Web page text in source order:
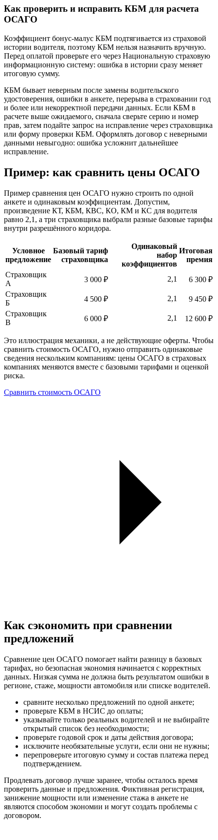
Как проверить и исправить КБМ для расчета
ОСАГО
Коэффициент бонус-малус КБМ подтягивается из страховой
истории водителя, поэтому КБМ нельзя назначить вручную.
Перед оплатой проверьте его через Национальную страховую
информационную систему: ошибка в истории сразу меняет
итоговую сумму.
КБМ бывает неверным после замены водительского
удостоверения, ошибки в анкете, перерыва в страховании год
и более или некорректной передачи данных. Если КБМ в
расчете выше ожидаемого, сначала сверьте серию и номер
прав, затем подайте запрос на исправление через страховщика
или форму проверки КБМ. Оформлять договор с неверными
данными невыгодно: ошибка усложнит дальнейшее
исправление.
Пример: как сравнить цены ОСАГО
Пример сравнения цен ОСАГО нужно строить по одной
анкете и одинаковым коэффициентам. Допустим,
произведение КТ, КБМ, КВС, КО, КМ и КС для водителя
равно 2,1, а три страховщика выбрали разные базовые тарифы
внутри разрешённого коридора.
Условное
предложение
Базовый тариф
страховщика
Одинаковый
набор
коэффициентов
Итоговая
премия
Страховщик
А
3 000 ₽ 2,1
6 300 ₽
Страховщик
Б
4 500 ₽ 2,1
9 450 ₽
Страховщик
В
6 000 ₽ 2,1 12 600 ₽
Это иллюстрация механики, а не действующие оферты. Чтобы
сравнить стоимость ОСАГО, нужно отправить одинаковые
сведения нескольким компаниям: цены ОСАГО в страховых
компаниях меняются вместе с базовыми тарифами и оценкой
риска.
Сравнить стоимость ОСАГО
Как сэкономить при сравнении
предложений
Сравнение цен ОСАГО помогает найти разницу в базовых
тарифах, но безопасная экономия начинается с корректных
данных. Низкая сумма не должна быть результатом ошибки в
регионе, стаже, мощности автомобиля или списке водителей.
сравните несколько предложений по одной анкете;
проверьте КБМ в НСИС до оплаты;
указывайте только реальных водителей и не выбирайте
открытый список без необходимости;
проверьте годовой срок и даты действия договора;
исключите необязательные услуги, если они не нужны;
перепроверьте итоговую сумму и состав платежа перед
подтверждением.
Продлевать договор лучше заранее, чтобы осталось время
проверить данные и предложения. Фиктивная регистрация,
занижение мощности или изменение стажа в анкете не
являются способом экономии и могут создать проблемы с
договором.